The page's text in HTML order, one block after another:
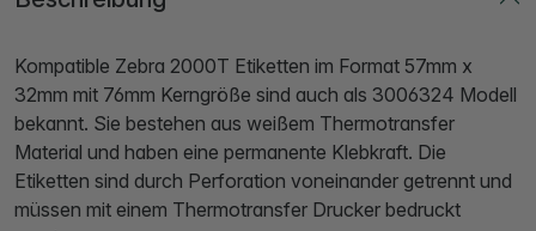
Kompatible Zebra 2000T Etiketten im Format 57mm x
32mm mit 76mm Kerngröße sind auch als 3006324 Modell
bekannt. Sie bestehen aus weißem Thermotransfer
Material und haben eine permanente Klebkraft. Die
Etiketten sind durch Perforation voneinander getrennt und
müssen mit einem Thermotransfer Drucker bedruckt